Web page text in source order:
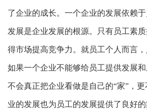
了企业的成长。一个企业的发展依赖
发展是企业发展的根源。只有员工素
得市场提高竞争力。就员工个人而言，
如果一个企业不能够给员工提供发展
不会真正把企业看做是自己的“家”，
业的发展也为员工的发展提供了良好的